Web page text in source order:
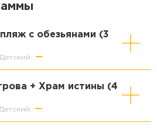
с обезьянами (3
Детский: —
+ Храм истины (4
Детский: —